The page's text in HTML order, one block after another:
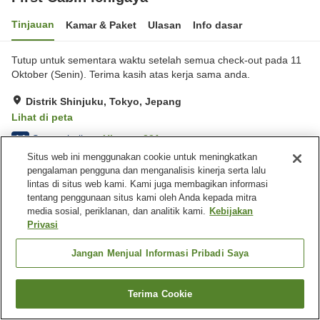
Tinjauan Kamar & Paket Ulasan Info dasar
Tutup untuk sementara waktu setelah semua check-out pada 11
Oktober (Senin). Terima kasih atas kerja sama anda.
Distrik Shinjuku, Tokyo, Jepang
Lihat di peta
4.1 Sangat baik Ulasan:331
Fasilitas properti
Pengiriman ke rumah
Lounge
Mesin penjual otomatis
Ruang rapat
Jepang Tokyo
Distrik Shinjuku
First Cabin Ichigaya
Cari kamar
Situs web ini menggunakan cookie untuk meningkatkan
pengalaman pengguna dan menganalisis kinerja serta lalu
lintas di situs web kami. Kami juga membagikan informasi
tentang penggunaan situs kami oleh Anda kepada mitra
media sosial, periklanan, dan analitik kami. Kebijakan
Privasi
Jangan Menjual Informasi Pribadi Saya
Terima Cookie